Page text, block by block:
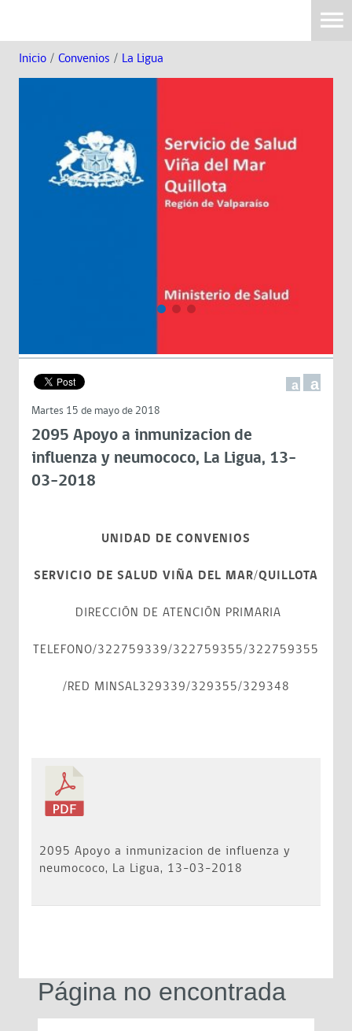
Inicio / Convenios / La Ligua
a a
Martes 15 de mayo de 2018
2095 Apoyo a inmunizacion de
influenza y neumococo, La Ligua, 13-
03-2018
UNIDAD DE CONVENIOS
SERVICIO DE SALUD VIÑA DEL MAR/QUILLOTA
DIRECCIÓN DE ATENCIÓN PRIMARIA
TELEFONO/322759339/322759355/322759355
/RED MINSAL329339/329355/329348
2095 Apoyo a inmunizacion de influenza y
neumococo, La Ligua, 13-03-2018
Página no encontrada